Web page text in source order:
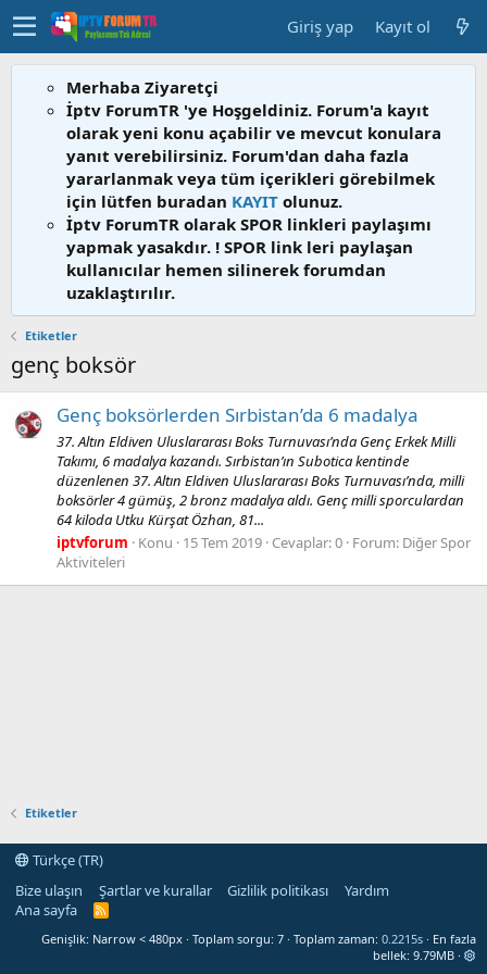
Giriş yap Kayıt ol
Merhaba Ziyaretçi
İptv ForumTR 'ye Hoşgeldiniz. Forum'a kayıt
olarak yeni konu açabilir ve mevcut konulara
yanıt verebilirsiniz. Forum'dan daha fazla
yararlanmak veya tüm içerikleri görebilmek
için lütfen buradan KAYIT olunuz.
İptv ForumTR olarak SPOR linkleri paylaşımı
yapmak yasakdır. ! SPOR link leri paylaşan
kullanıcılar hemen silinerek forumdan
uzaklaştırılır.
Etiketler
genç boksör
Genç boksörlerden Sırbistan’da 6 madalya
37. Altın Eldiven Uluslararası Boks Turnuvası’nda Genç Erkek Milli
Takımı, 6 madalya kazandı. Sırbistan’ın Subotica kentinde
düzenlenen 37. Altın Eldiven Uluslararası Boks Turnuvası’nda, milli
boksörler 4 gümüş, 2 bronz madalya aldı. Genç milli sporculardan
64 kiloda Utku Kürşat Özhan, 81...
iptvforum
Konu 15 Tem 2019 Cevaplar: 0 Forum: Diğer Spor
Aktiviteleri
Etiketler
Türkçe (TR)
Bize ulaşın
Şartlar ve kurallar Gizlilik politikası
Yardım
Ana sayfa
R
S
Genişlik Toplam sorgu 7 Toplam zaman 0.2215s
En fazla
bellek 9.79MB